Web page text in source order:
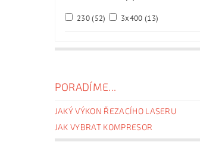
230(52) 3x400 (13)
PORADÍME...
JAKÝ VÝKON ŘEZACÍHO LASERU
JAK VYBRAT KOMPRESOR